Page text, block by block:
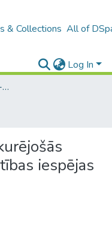
& Collections All of
Log In
RPIVA / RTTEMA (1995-2016)
iespējas